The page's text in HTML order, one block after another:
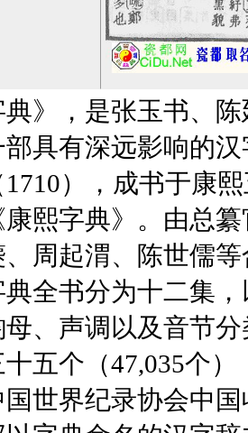
，是张玉书、陈
具有深远影响的
），成书于康
康熙字典》。由总
周起渭、陈世儒
全书分为十二集
、声调以及音节
五个（47,035个
世界纪录协会中